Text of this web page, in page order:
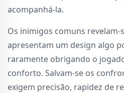
acompanhá-la.
Os inimigos comuns
apresentam um design algo
raramente obrigando o
conforto. Salvam-se os
exigem precisão, rapidez de